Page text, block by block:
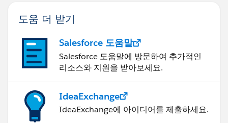
도움 더 받기
Salesforce 도움말
Salesforce 도움말에 방문하여 추가적인
리소스와 지원을 받아보세요.
IdeaExchange
IdeaExchange에 아이디어를 제출하세요.